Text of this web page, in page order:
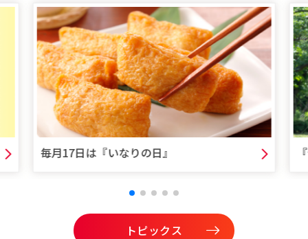
毎月17日は『いなりの日』
トピックス